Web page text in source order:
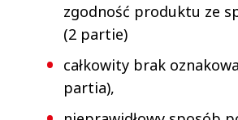
zgodność produktu ze
(2 partie)
całkowity brak
partia),